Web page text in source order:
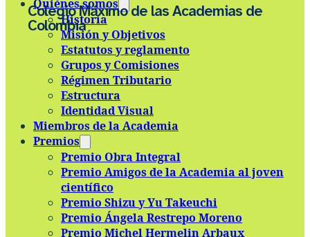
Quiénes somos
Historia
Misión y Objetivos
Estatutos y reglamento
Grupos y Comisiones
Régimen Tributario
Estructura
Identidad Visual
Miembros de la Academia
Premios
Premio Obra Integral
Premio Amigos de la Academia al joven
científico
Premio Shizu y Yu Takeuchi
Premio Ángela Restrepo Moreno
Premio Michel Hermelin Arbaux
Colegio Máximo de las Academias de
Colombia